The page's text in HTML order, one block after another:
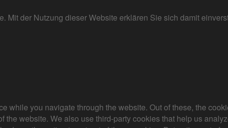
Mit der Nutzung dieser Website erklären Sie sich damit
while you navigate through the website. Out of these, the
the website. We also use third-party cookies that help us